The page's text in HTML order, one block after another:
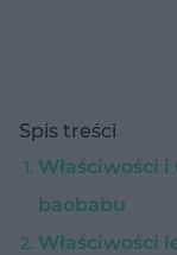
Spis treści
Właściwości
baobabu
Właściwości